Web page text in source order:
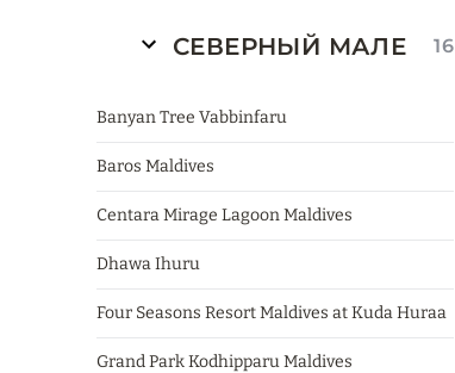
СЕВЕРНЫЙ МАЛЕ 16
Banyan Tree Vabbinfaru
Baros Maldives
Centara Mirage Lagoon Maldives
Dhawa Ihuru
Four Seasons Resort Maldives at Kuda Huraa
Grand Park Kodhipparu Maldives